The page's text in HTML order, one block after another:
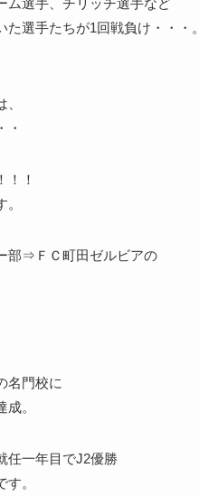
ム選手、チリッチ選手など
選手たちが1回戦負け・・・。
・
！！
部⇒ＦＣ町田ゼルビアの
名門校に
。
任一年目でJ2優勝
。